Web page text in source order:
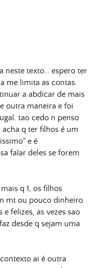
neste texto… espero ter
me limita as contas.
a abdicar de mais
outra maneira e foi
tao cedo n penso
q ter filhos é um
e é
falar deles se forem
q 1, os filhos
mt ou pouco dinheiro.
felizes, as vezes sao
desde q sejam uma
ai é outra